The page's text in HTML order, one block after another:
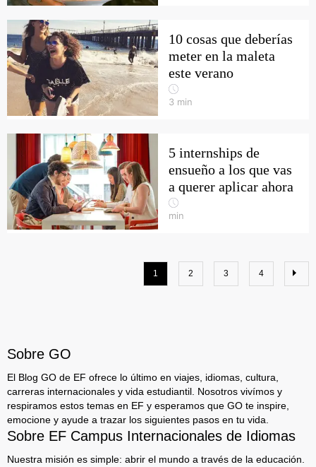
10 cosas que deberías
meter en la maleta
este verano
3 min
5 internships de
ensueño a los que vas
a querer aplicar ahora
min
1 2 3 4
Sobre GO
El Blog GO de EF ofrece lo último en viajes, idiomas, cultura,
carreras internacionales y vida estudiantil. Nosotros vivímos y
respiramos estos temas en EF y esperamos que GO te inspire,
emocione y ayude a trazar los siguientes pasos en tu vida.
Sobre EF Campus Internacionales de Idiomas
Nuestra misión es simple: abrir el mundo a través de la educación.